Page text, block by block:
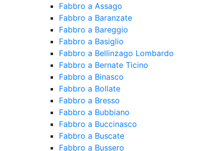
Fabbro a Assago
Fabbro a Baranzate
Fabbro a Bareggio
Fabbro a Basiglio
Fabbro a Bellinzago Lombardo
Fabbro a Bernate Ticino
Fabbro a Binasco
Fabbro a Bollate
Fabbro a Bresso
Fabbro a Bubbiano
Fabbro a Buccinasco
Fabbro a Buscate
Fabbro a Bussero